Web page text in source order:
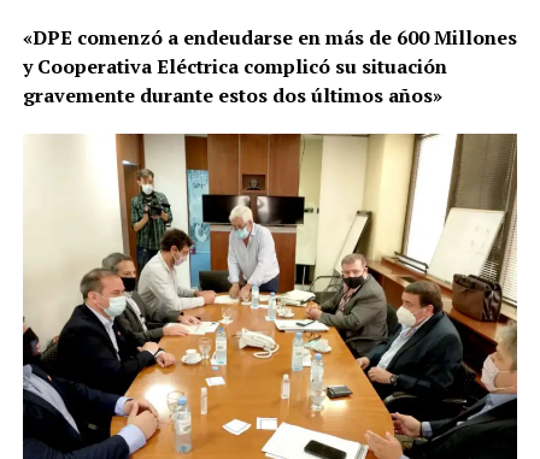
«DPE comenzó a endeudarse en más de 600 Millones
y Cooperativa Eléctrica complicó su situación
gravemente durante estos dos últimos años»